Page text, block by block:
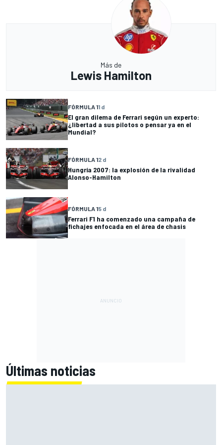
Más de
Lewis Hamilton
FÓRMULA 11 d
El gran dilema de Ferrari según un experto:
¿libertad a sus pilotos o pensar ya en el
Mundial?
FÓRMULA 12 d
Hungría 2007: la explosión de la rivalidad
Alonso-Hamilton
FÓRMULA 15 d
Ferrari F1 ha comenzado una campaña de
fichajes enfocada en el área de chasis
Últimas noticias